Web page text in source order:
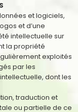
et logiciels,
et d’une
intellectuelle sur
la propriété
exploités
par les
dont les
traduction et
ou partielle de ce